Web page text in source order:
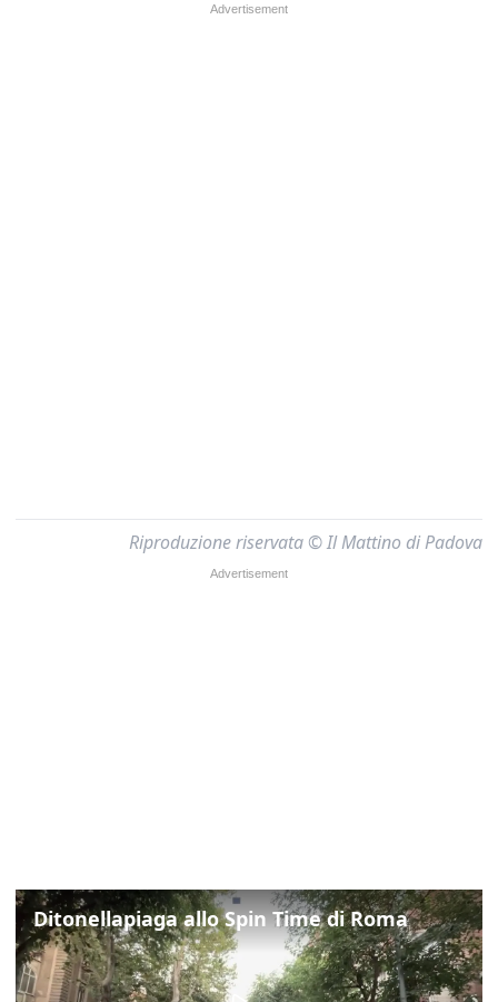
Riproduzione riservata © Il Mattino di Padova
Ditonellapiaga allo Spin Time di Roma